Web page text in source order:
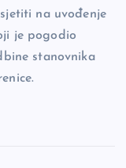
na uvođenje
je pogodio
stanovnika